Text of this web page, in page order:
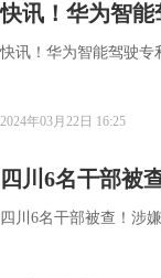
快讯！华为智
快讯！华为智能驾驶专
2024年03月22日 16:25
四川6名干部被
四川6名干部被查！涉